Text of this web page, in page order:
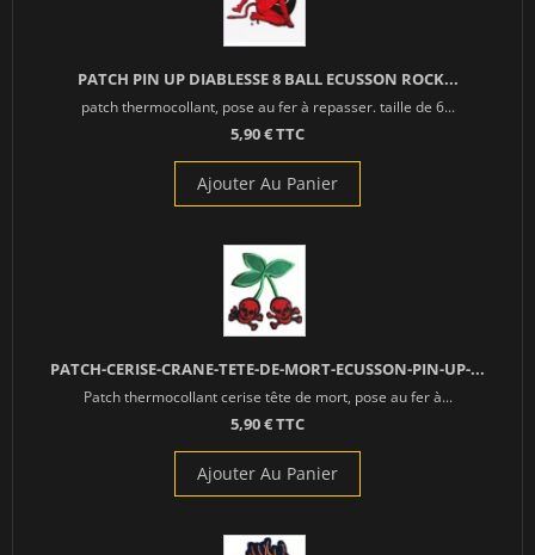
PATCH PIN UP DIABLESSE 8 BALL ECUSSON ROCK...
patch thermocollant, pose au fer à repasser. taille de 6...
5,90 € TTC
Ajouter Au Panier
PATCH-CERISE-CRANE-TETE-DE-MORT-ECUSSON-PIN-UP-...
Patch thermocollant cerise tête de mort, pose au fer à...
5,90 € TTC
Ajouter Au Panier